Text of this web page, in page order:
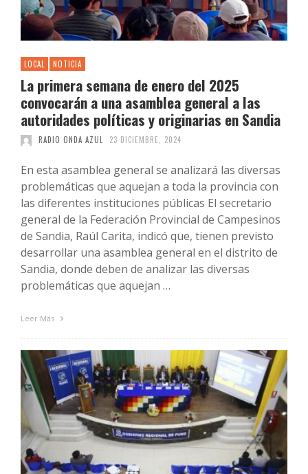
LOCAL NOTICIA
La primera semana de enero del 2025
convocarán a una asamblea general a las
autoridades políticas y originarias en Sandia
RADIO ONDA AZUL 23 DICIEMBRE, 2024
En esta asamblea general se analizará las diversas
problemáticas que aquejan a toda la provincia con
las diferentes instituciones públicas El secretario
general de la Federación Provincial de Campesinos
de Sandia, Raúl Carita, indicó que, tienen previsto
desarrollar una asamblea general en el distrito de
Sandia, donde deben de analizar las diversas
problemáticas que aquejan …
Leer Más